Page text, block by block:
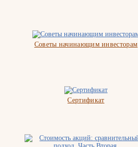
Советы начинающим инвесторам
Сертификат